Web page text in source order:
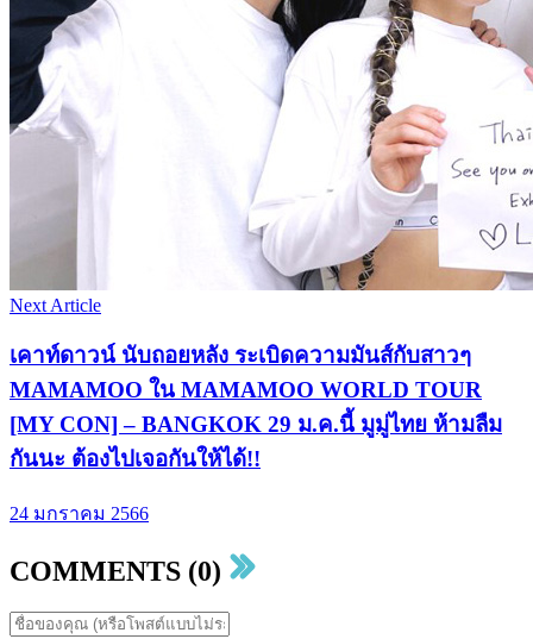
Next Article
เคาท์ดาวน์ นับถอยหลัง ระเบิดความมันส์กับสาวๆ
MAMAMOO ใน MAMAMOO WORLD TOUR
[MY CON] – BANGKOK 29 ม.ค.นี้ มูมู่ไทย ห้ามลืม
กันนะ ต้องไปเจอกันให้ได้!!
24 มกราคม 2566
COMMENTS (0)